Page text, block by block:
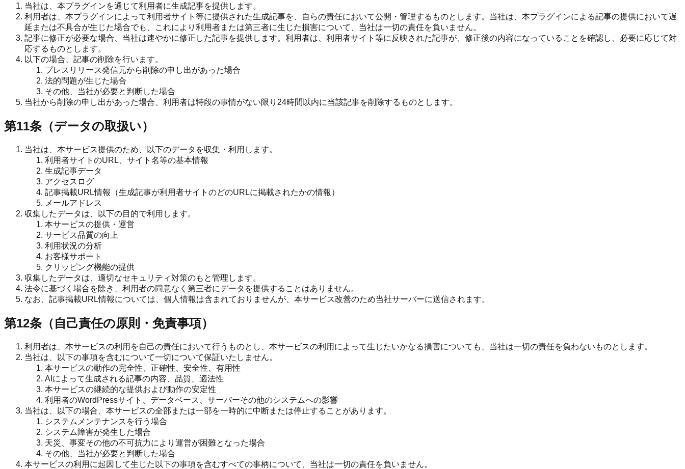
当社は、本プラグインを通じて利用者に生成記事を提供します。
利用者は、本プラグインによって利用者サイト等に提供された生成記事を、自らの責任において公開・管理するものとします。当社は、本プラグインによる記事の提供において遅
延または不具合が生じた場合でも、これにより利用者または第三者に生じた損害について、当社は一切の責任を負いません。
記事に修正が必要な場合、当社は速やかに修正した記事を提供します。利用者は、利用者サイト等に反映された記事が、修正後の内容になっていることを確認し、必要に応じて対
応するものとします。
以下の場合、記事の削除を行います。
プレスリリース発信元から削除の申し出があった場合
法的問題が生じた場合
その他、当社が必要と判断した場合
当社から削除の申し出があった場合、利用者は特段の事情がない限り24時間以内に当該記事を削除するものとします。
第11条（データの取扱い）
当社は、本サービス提供のため、以下のデータを収集・利用します。
利用者サイトのURL、サイト名等の基本情報
生成記事データ
アクセスログ
記事掲載URL情報（生成記事が利用者サイトのどのURLに掲載されたかの情報）
メールアドレス
収集したデータは、以下の目的で利用します。
本サービスの提供・運営
サービス品質の向上
利用状況の分析
お客様サポート
クリッピング機能の提供
収集したデータは、適切なセキュリティ対策のもと管理します。
法令に基づく場合を除き、利用者の同意なく第三者にデータを提供することはありません。
なお、記事掲載URL情報については、個人情報は含まれておりませんが、本サービス改善のため当社サーバーに送信されます。
第12条（自己責任の原則・免責事項）
利用者は、本サービスの利用を自己の責任において行うものとし、本サービスの利用によって生じたいかなる損害についても、当社は一切の責任を負わないものとします。
当社は、以下の事項を含むについて一切について保証いたしません。
本サービスの動作の完全性、正確性、安全性、有用性
AIによって生成される記事の内容、品質、適法性
本サービスの継続的な提供および動作の安定性
利用者のWordPressサイト、データベース、サーバーその他のシステムへの影響
当社は、以下の場合、本サービスの全部または一部を一時的に中断または停止することがあります。
システムメンテナンスを行う場合
システム障害が発生した場合
天災、事変その他の不可抗力により運営が困難となった場合
その他、当社が必要と判断した場合
本サービスの利用に起因して生じた以下の事項を含むすべての事柄について、当社は一切の責任を負いません。